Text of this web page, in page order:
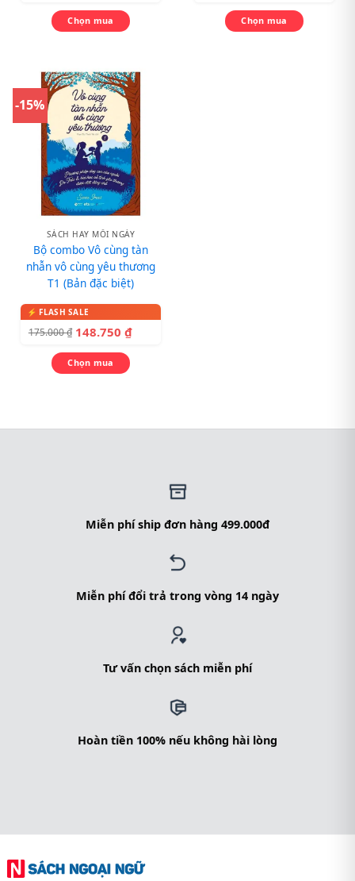
Chọn mua Chọn mua
-15%
SÁCH HAY MỖI NGÀY
Bộ combo Vô cùng tàn
nhẫn vô cùng yêu thương
T1 (Bản đặc biệt)
175.000₫ 148.750 ₫
Chọn mua
Miễn phí ship đơn hàng 499.000đ
Miễn phí đổi trả trong vòng 14 ngày
Tư vấn chọn sách miễn phí
Hoàn tiền 100% nếu không hài lòng